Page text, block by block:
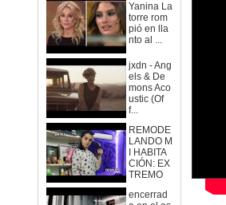
Yanina La
torre rom
pió en lla
nto al ...
jxdn - Ang
els & De
mons Aco
ustic (Of
f...
REMODE
LANDO M
I HABITA
CIÓN: EX
TREMO
encerrad